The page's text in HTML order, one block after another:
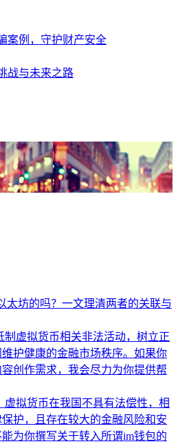
案例，守护财产安全
战与未来之路
太坊的吗？一文理清两者的关联与
制虚拟货币相关非法活动，树立正
护健康的金融市场秩序。如果你
创作需求，我会尽力为你提供帮
虚拟货币在我国不具有法偿性，相
护，且存在较大的金融风险和安
为你撰写关于转入所谓im钱包的